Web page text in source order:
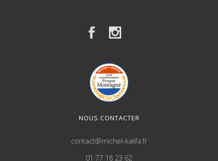
NOUS CONTACTER
contact@michel-kalifa.fr
01 77 18 23 62